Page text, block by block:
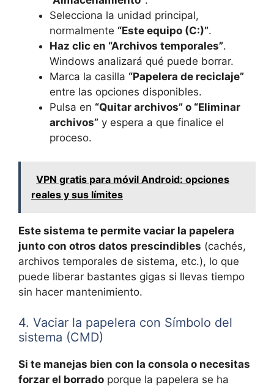
Selecciona la unidad principal,
normalmente “Este equipo (C:)”.
Haz clic en “Archivos temporales”.
Windows analizará qué puede borrar.
Marca la casilla “Papelera de reciclaje”
entre las opciones disponibles.
Pulsa en “Quitar archivos” o “Eliminar
archivos” y espera a que finalice el
proceso.
VPN gratis para móvil Android: opciones
reales y sus límites
Este sistema te permite vaciar la papelera
junto con otros datos prescindibles (cachés,
archivos temporales de sistema, etc.), lo que
puede liberar bastantes gigas si llevas tiempo
sin hacer mantenimiento.
4. Vaciar la papelera con Símbolo del
sistema (CMD)
Si te manejas bien con la consola o necesitas
forzar el borrado porque la papelera se ha